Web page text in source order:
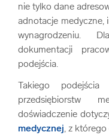
nie tylko dane
adnotacje medyczne,
wynagrodzeniu.
dokumentacji
podejścia.
Takiego
przedsiębiorstw
doświadczenie
medycznej, z którego